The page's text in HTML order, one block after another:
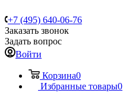
+7 (495) 640-06-76
Заказать звонок
Задать вопрос
Войти
Корзина0
Избранные товары0